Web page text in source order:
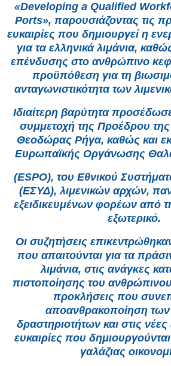
«Developing a Qualified
Ports», παρουσιάζοντας τις
ευκαιρίες που δημιουργεί η
για τα ελληνικά λιμάνια,
επένδυσης στο ανθρώπινο
προϋπόθεση για τη
ανταγωνιστικότητα των
Ιδιαίτερη βαρύτητα
συμμετοχή της Προέδρου
Θεοδώρας Ρήγα, καθώς και
Ευρωπαϊκής Οργάνωσης
(ESPO), του Εθνικού
(ΕΣΥΔ), λιμενικών αρχών,
εξειδικευμένων φορέων από
εξωτερικό.
Οι συζητήσεις
που απαιτούνται για τα
λιμάνια, στις ανάγκες
πιστοποίησης του
προκλήσεις που
αποανθρακοποίηση των
δραστηριοτήτων και στις
ευκαιρίες που
γαλάζιας